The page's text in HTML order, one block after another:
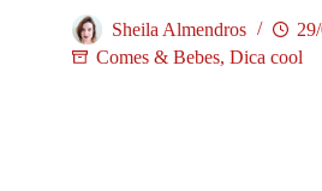
Sheila Almendros
Comes & Bebes, Dica cool